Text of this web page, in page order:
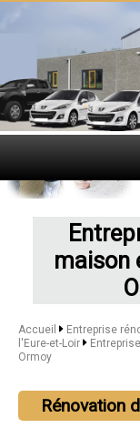
maison
Accueil
Entreprise
l'Eure-et-Loir
Ormoy
Rénovation